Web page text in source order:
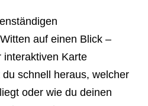
auf einen Blick –
interaktiven Karte
schnell heraus, welcher
oder wie du deinen
❄